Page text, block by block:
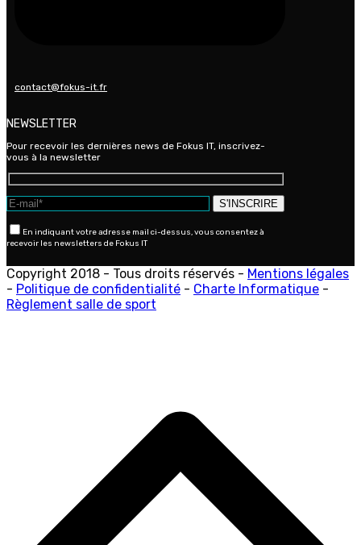
contact@fokus-it.fr
NEWSLETTER
Pour recevoir les dernières news de Fokus IT, inscrivez-
vous à la newsletter
En indiquant votre adresse mail ci-dessus, vous consentez à
recevoir les newsletters de Fokus IT
Copyright 2018 - Tous droits réservés - Mentions légales
- Politique de confidentialité - Charte Informatique -
Règlement salle de sport